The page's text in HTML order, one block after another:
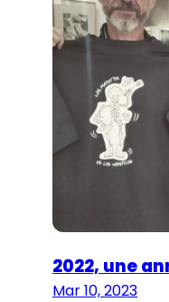
2022, une
Mar 10, 2023